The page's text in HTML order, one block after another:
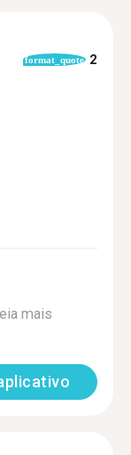
format_quote 2
mais